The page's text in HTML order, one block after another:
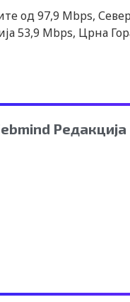
од 97,9 Mbps,
53,9 Mbps, Црна
Редакција